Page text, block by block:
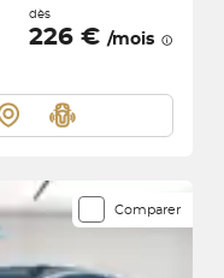
dès
226 € /mois
Comparer